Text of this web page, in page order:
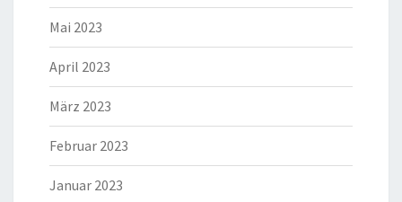
Mai 2023
April 2023
März 2023
Februar 2023
Januar 2023